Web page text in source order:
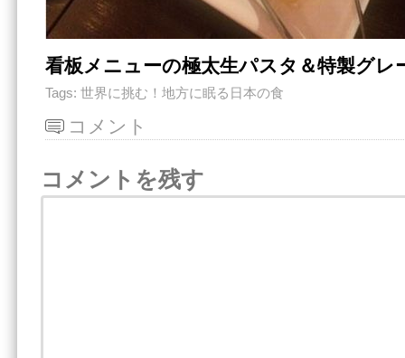
看板メニューの極太生パスタ＆特製グレ
Tags: 世界に挑む！地方に眠る日本の食
コメント
コメントを残す